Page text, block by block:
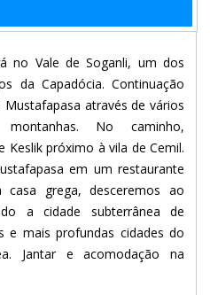
no Vale de Soganli, um dos
da Capadócia. Continuação
através de vários
No caminho,
próximo à vila de Cemil.
em um restaurante
grega, desceremos ao
a cidade subterrânea de
e mais profundas cidades do
Jantar e acomodação na